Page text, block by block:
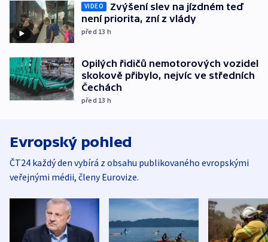
VIDEO
Zvýšení slev na jízdném teď
není priorita, zní z vlády
před 13 h
Opilých řidičů nemotorových vozidel
skokově přibylo, nejvíc ve středních
Čechách
před 13 h
Evropský pohled
ČT24 každý den vybírá z obsahu publikovaného evropskými
veřejnými médii, členy Eurovize.